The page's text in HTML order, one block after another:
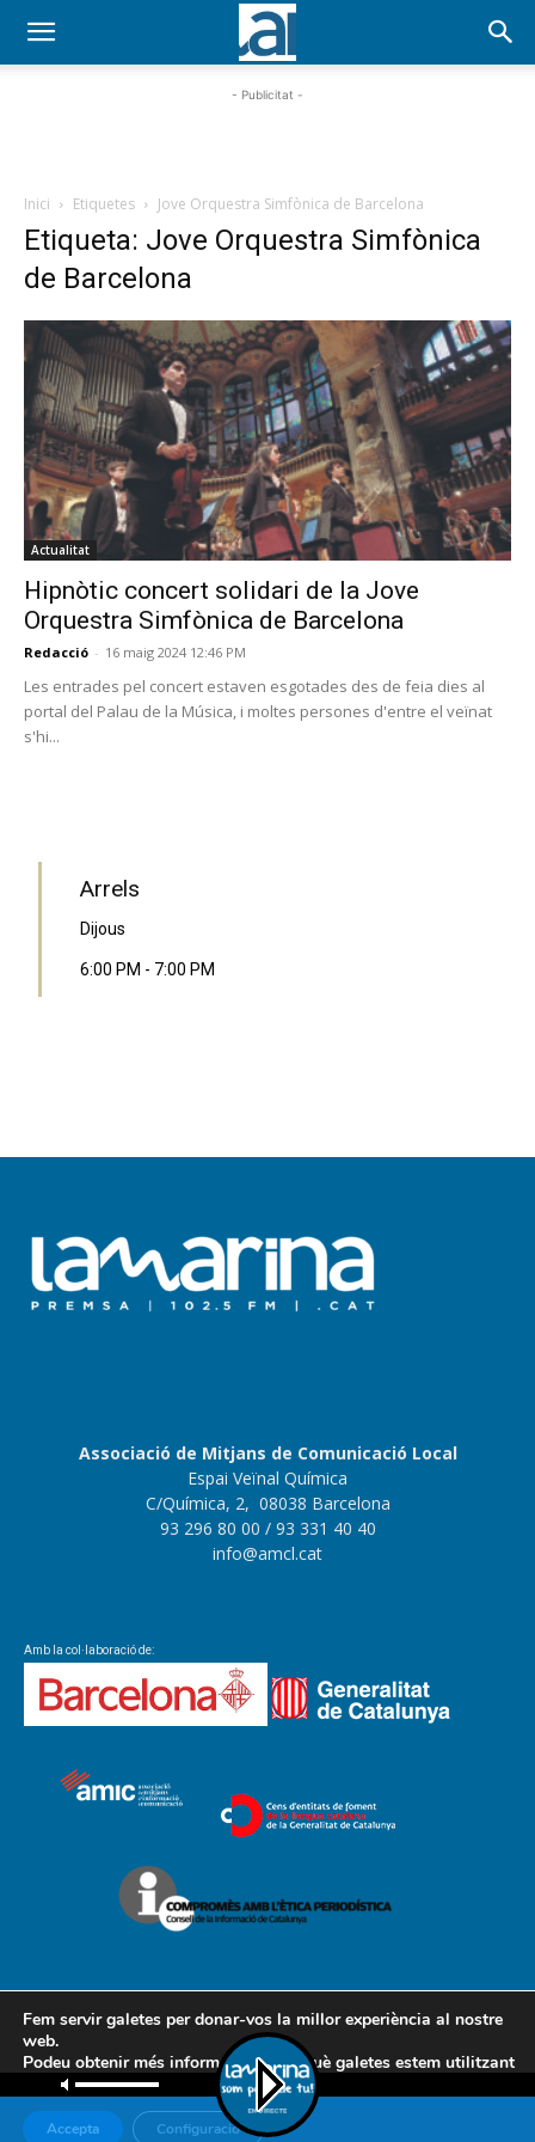
- Publicitat -
Inici Etiquetes Jove Orquestra Simfònica de Barcelona
Etiqueta: Jove Orquestra Simfònica
de Barcelona
Actualitat
Hipnòtic concert solidari de la Jove
Orquestra Simfònica de Barcelona
Redacció - 16 maig 2024 12:46 PM
Les entrades pel concert estaven esgotades des de feia dies al
portal del Palau de la Música, i moltes persones d'entre el veïnat
s'hi...
Arrels
Dijous
6:00 PM - 7:00 PM
Associació de Mitjans de Comunicació Local
Espai Veïnal Química
C/Química, 2, 08038 Barcelona
93 296 80 00 / 93 331 40 40
info@amcl.cat
Amb la col·laboració de:
Contacte Avís legal Política de cookies
Política de privacitat
AMCL
Fem servir galetes per donar-vos la millor experiència al nostre
web.
Podeu obtenir més informació sobre què galetes estem utilitzant
o desactivar-les a la
configuració.
Accepta Configuració